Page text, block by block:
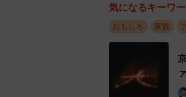
ーーこだわった
「最初は本当に
ぽい』『ドアも
ーーかなり本格
気になるキーワ
おもしろ 家族